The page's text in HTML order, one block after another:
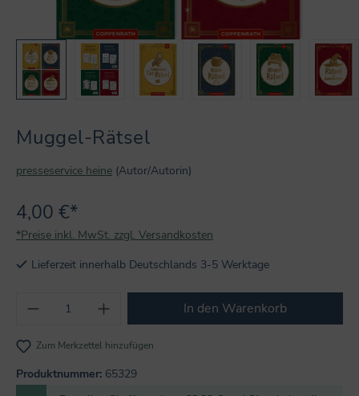
Muggel-Rätsel
presseservice heine (Autor/Autorin)
4,00 €*
*Preise inkl. MwSt. zzgl. Versandkosten
Lieferzeit innerhalb Deutschlands 3-5 Werktage
Produkt Anzahl: Gib den gewünschten
In den Warenkorb
Zum Merkzettel hinzufügen
Produktnummer: 65329